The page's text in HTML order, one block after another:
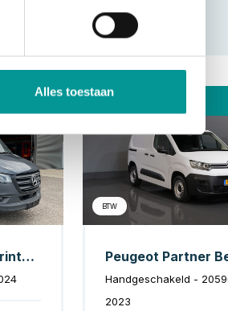
Alles toestaan
Mercedes-Benz Sprinter Bestelbus 317 CDI Aut. L2H2 LED/ Stoelverw./ Gev.Stoel/ 270Gr.Deuren/ Navi/ Camera/ Cruise/ Airco/ PDC
BTW
Handgeschakeld -
2023